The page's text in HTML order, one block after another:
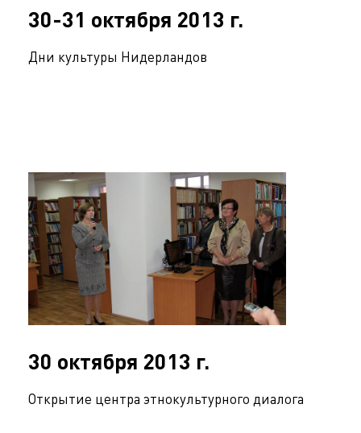
30-31 октября 2013 г.
Дни культуры Нидерландов
30 октября 2013 г.
Открытие центра этнокультурного диалога